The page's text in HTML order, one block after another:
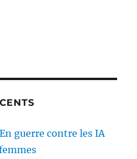
En guerre contre les IA